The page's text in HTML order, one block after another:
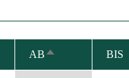
ABABSTEIGEND
SORTIEREN
BIS